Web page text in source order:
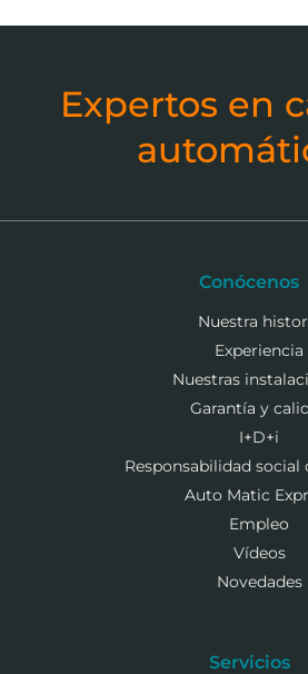
Expertos en
Conócenos
Nuestra
Experiencia
Nuestras
Garantía y
I+D+i
Responsabilidad social
Auto Matic
Empleo
Vídeos
Novedades
Servicios